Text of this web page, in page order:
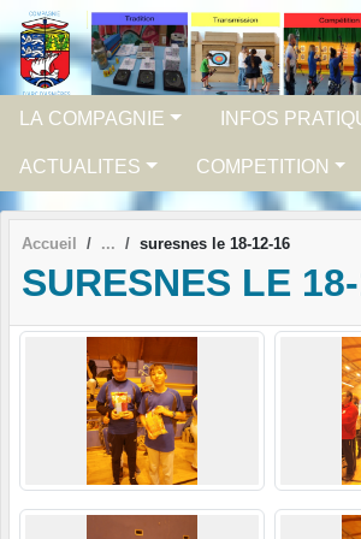
LA COMPAGNIE INFOS
ACTUALITES COMPETITION
Accueil suresnes le 18-12-16
SURESNES LE
Panneau de gestion des cookies